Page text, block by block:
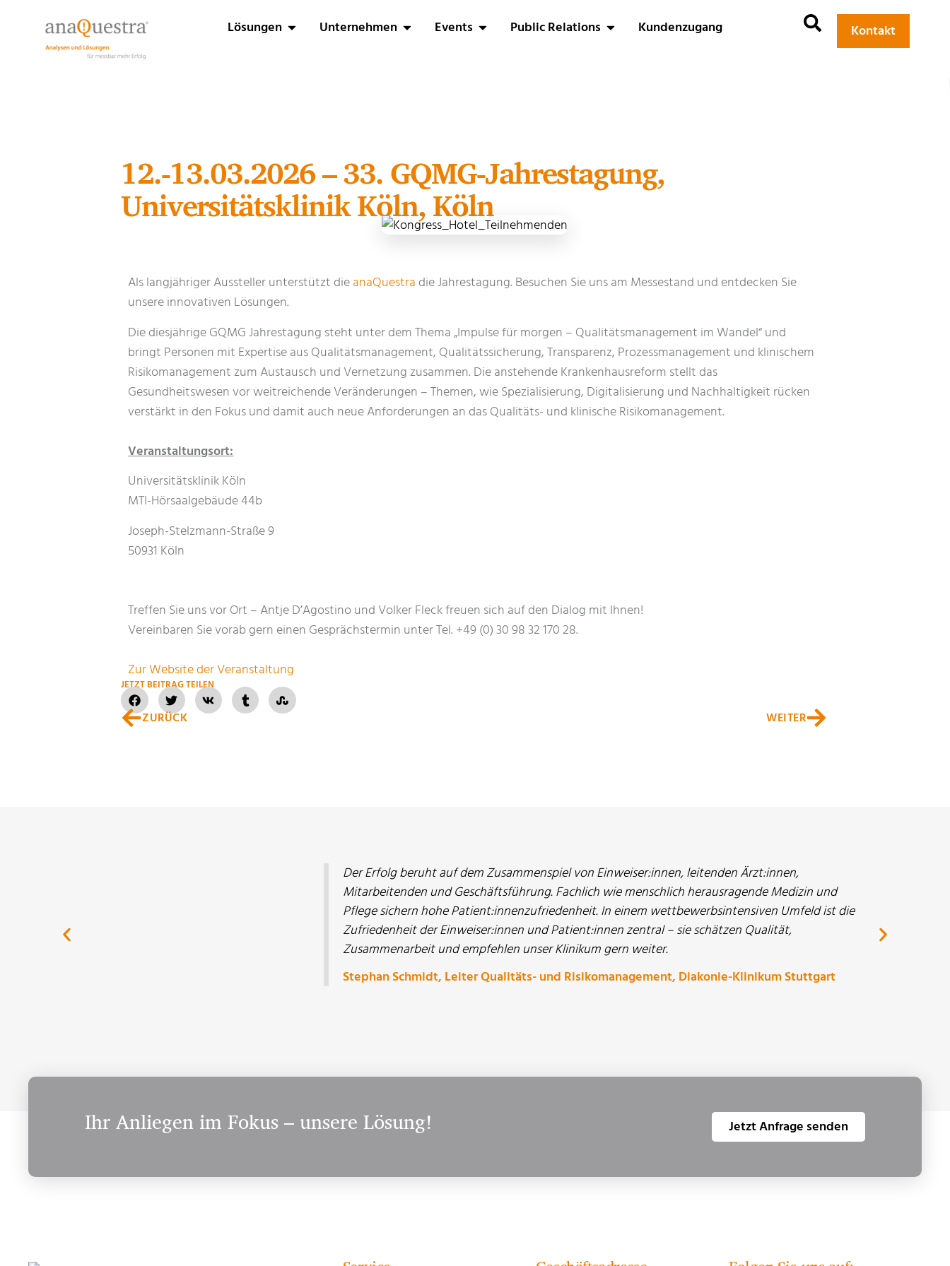
Lösungen Unternehmen Events Public Relations Kundenzugang Kontakt
12.-13.03.2026 – 33. GQMG-Jahrestagung,
Universitätsklinik Köln, Köln
Als langjähriger Aussteller unterstützt dieanaQuestra die Jahrestagung. Besuchen Sie uns am Messestand und entdecken Sie
unsere innovativen Lösungen.
Die diesjährige GQMG Jahrestagung steht unter dem Thema „Impulse für morgen – Qualitätsmanagement im Wandel“ und
bringt Personen mit Expertise aus Qualitätsmanagement, Qualitätssicherung, Transparenz, Prozessmanagement und klinischem
Risikomanagement zum Austausch und Vernetzung zusammen. Die anstehende Krankenhausreform stellt das
Gesundheitswesen vor weitreichende Veränderungen – Themen, wie Spezialisierung, Digitalisierung und Nachhaltigkeit rücken
verstärkt in den Fokus und damit auch neue Anforderungen an das Qualitäts- und klinische Risikomanagement.
Veranstaltungsort:
Universitätsklinik Köln
MTI-Hörsaalgebäude 44b
Joseph-Stelzmann-Straße 9
50931 Köln
Treffen Sie uns vor Ort – Antje D’Agostino und Volker Fleck freuen sich auf den Dialog mit Ihnen!
Vereinbaren Sie vorab gern einen Gesprächstermin unter Tel. +49 (0) 30 98 32 170 28.
Zur Website der Veranstaltung
JETZT BEITRAG TEILEN
ZURÜCK WEITER
Der Erfolg beruht auf dem Zusammenspiel von Einweiser:innen, leitenden Ärzt:innen,
Mitarbeitenden und Geschäftsführung. Fachlich wie menschlich herausragende Medizin und
Pflege sichern hohe Patient:innenzufriedenheit. In einem wettbewerbsintensiven Umfeld ist die
Zufriedenheit der Einweiser:innen und Patient:innen zentral – sie schätzen Qualität,
Zusammenarbeit und empfehlen unser Klinikum gern weiter.
Stephan Schmidt, Leiter Qualitäts- und Risikomanagement, Diakonie-Klinikum Stuttgart
Ihr Anliegen im Fokus – unsere Lösung! Jetzt Anfrage senden